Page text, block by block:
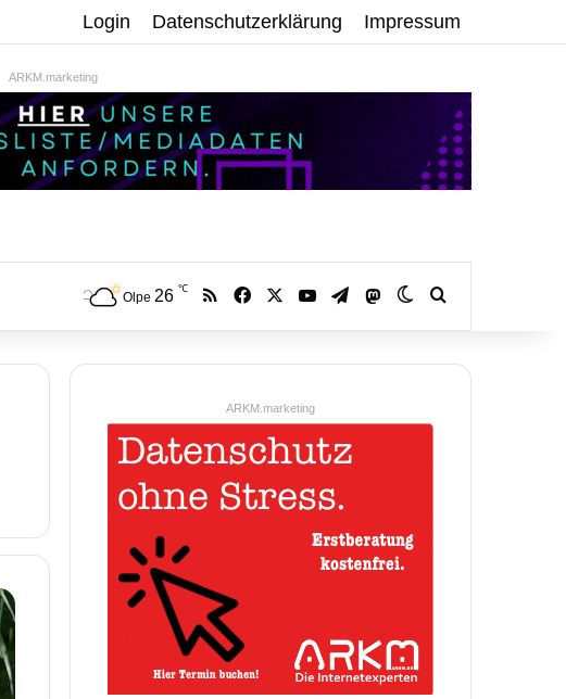
Login Datenschutzerklärung Impressum
ARKM.marketing
Olpe 26 ℃ RSS Facebook YouTubeTelegramMastodonSkin umschalten
ARKM.marketing